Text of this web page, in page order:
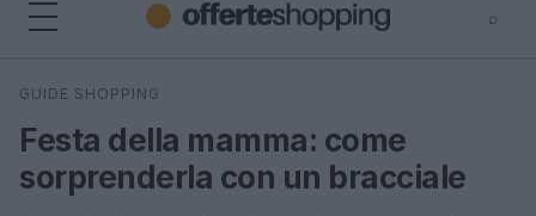
⌕
Cerca
GUIDE SHOPPING
Festa della mamma: come
sorprenderla con un bracciale